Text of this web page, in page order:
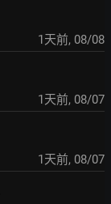
1天前, 08/08
1天前, 08/07
1天前, 08/07